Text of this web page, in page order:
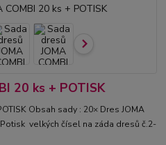
20 ks + POTISK
Obsah sady : 20× Dres JOMA
Potisk velkých čísel na záda dresů č.2-